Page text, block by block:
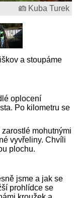
Kuba Turek
a stoupáme
oplocení
Po kilometru se
mohutnými
vyvřeliny. Chvíli
plochu.
jsme a jak se
prohlídce se